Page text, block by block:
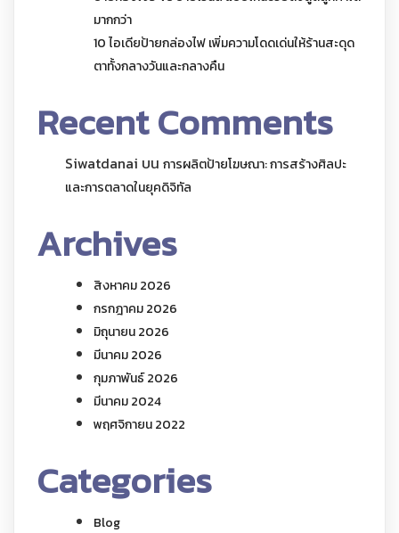
มากกว่า
10 ไอเดียป้ายกล่องไฟ เพิ่มความโดดเด่นให้ร้านสะดุด
ตาทั้งกลางวันและกลางคืน
Recent Comments
Siwatdanai บน การผลิตป้ายโฆษณา: การสร้างศิลปะ
และการตลาดในยุคดิจิทัล
Archives
สิงหาคม 2026
กรกฎาคม 2026
มิถุนายน 2026
มีนาคม 2026
กุมภาพันธ์ 2026
มีนาคม 2024
พฤศจิกายน 2022
Categories
Blog